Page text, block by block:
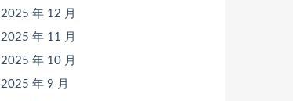
2025 年 12 月
2025 年 11 月
2025 年 10 月
2025 年 9 月